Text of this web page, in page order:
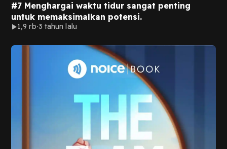
#7 Menghargai waktu tidur sangat penting
untuk memaksimalkan potensi.
1,9 rb 3 tahun lalu